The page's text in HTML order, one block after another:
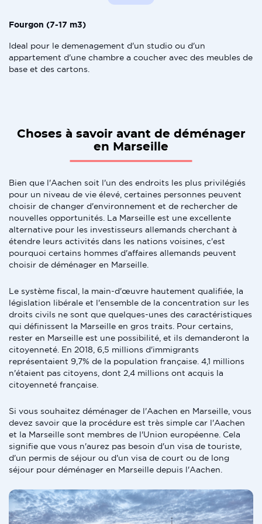
Fourgon (7-17 m3)
Ideal pour le demenagement d'un studio ou d'un
appartement d'une chambre a coucher avec des meubles de
base et des cartons.
Choses à savoir avant de déménager
en Marseille
Bien que l'Aachen soit l'un des endroits les plus privilégiés
pour un niveau de vie élevé, certaines personnes peuvent
choisir de changer d'environnement et de rechercher de
nouvelles opportunités. La Marseille est une excellente
alternative pour les investisseurs allemands cherchant à
étendre leurs activités dans les nations voisines, c'est
pourquoi certains hommes d'affaires allemands peuvent
choisir de déménager en Marseille.
Le système fiscal, la main-d'œuvre hautement qualifiée, la
législation libérale et l'ensemble de la concentration sur les
droits civils ne sont que quelques-unes des caractéristiques
qui définissent la Marseille en gros traits. Pour certains,
rester en Marseille est une possibilité, et ils demanderont la
citoyenneté. En 2018, 6,5 millions d'immigrants
représentaient 9,7% de la population française. 4,1 millions
n'étaient pas citoyens, dont 2,4 millions ont acquis la
citoyenneté française.
Si vous souhaitez déménager de l'Aachen en Marseille, vous
devez savoir que la procédure est très simple car l'Aachen
et la Marseille sont membres de l'Union européenne. Cela
signifie que vous n'aurez pas besoin d'un visa de touriste,
d'un permis de séjour ou d'un visa de court ou de long
séjour pour déménager en Marseille depuis l'Aachen.